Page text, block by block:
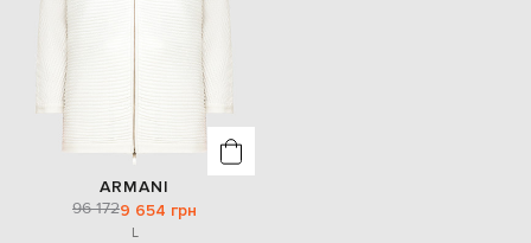
ARMANI
96 1729 654 грн
L